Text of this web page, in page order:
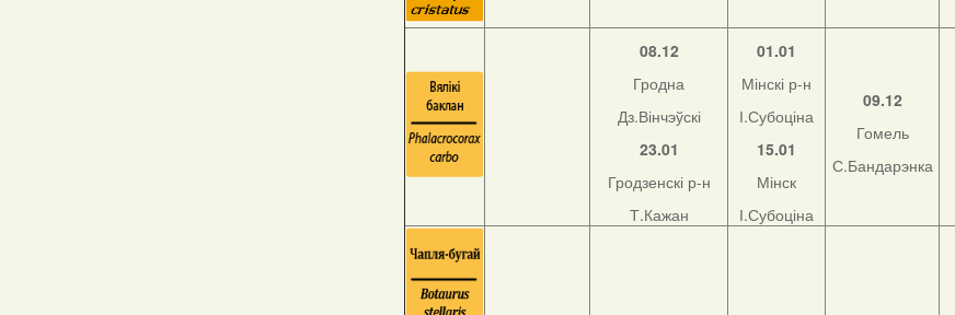
08.12
Гродна
Дз.Вінчэўскі
23.01
Гродзенскі р-н
Т.Кажан
01.01
Мінскі р-н
І.Субоціна
15.01
Мінск
І.Субоціна
09.12
Гомель
С.Бандарэнка